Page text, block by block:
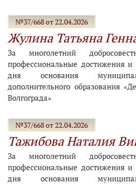
№37/668 от 22.04.2026
Жулина Татьяна
За многолетний
профессиональные достижения
дня основания
дополнительного образования
Волгограда»
№37/668 от 22.04.2026
Тажибова Наталия
За многолетний
профессиональные достижения
дня основания